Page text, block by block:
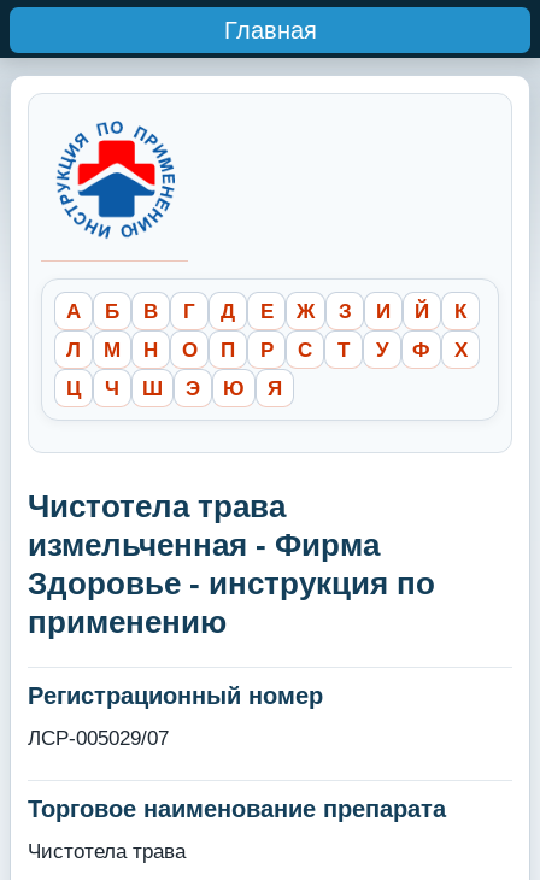
Главная
А Б В Г Д Е Ж З И Й
К
Л
М Н О П Р С Т У Ф
Х
Ц
Ч Ш Э Ю Я
Чистотела трава
измельченная - Фирма
Здоровье - инструкция по
применению
Регистрационный номер
ЛСР-005029/07
Торговое наименование препарата
Чистотела трава